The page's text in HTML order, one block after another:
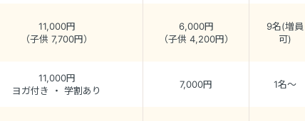
11,000円
（子供 7,700円）
6,000円
（子供 4,200円）
9名(増員
可)
11,000円
ヨガ付き ・ 学割あり
7,000円 1名～